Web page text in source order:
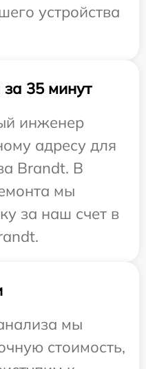
устройства
35 минут
инженер
адресу для
Brandt. В
мы
за наш счет в
мы
стоимость,